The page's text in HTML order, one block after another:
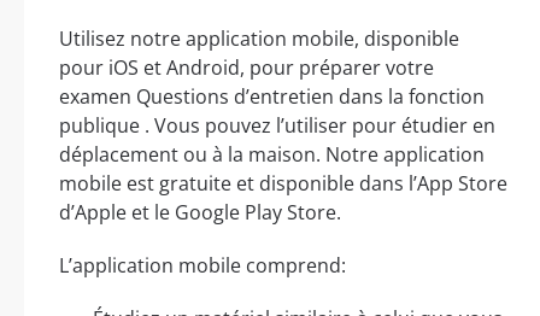
Utilisez notre application mobile, disponible
pour iOS et Android, pour préparer votre
examen Questions d’entretien dans la fonction
publique . Vous pouvez l’utiliser pour étudier en
déplacement ou à la maison. Notre application
mobile est gratuite et disponible dans l’App Store
d’Apple et le Google Play Store.
L’application mobile comprend: